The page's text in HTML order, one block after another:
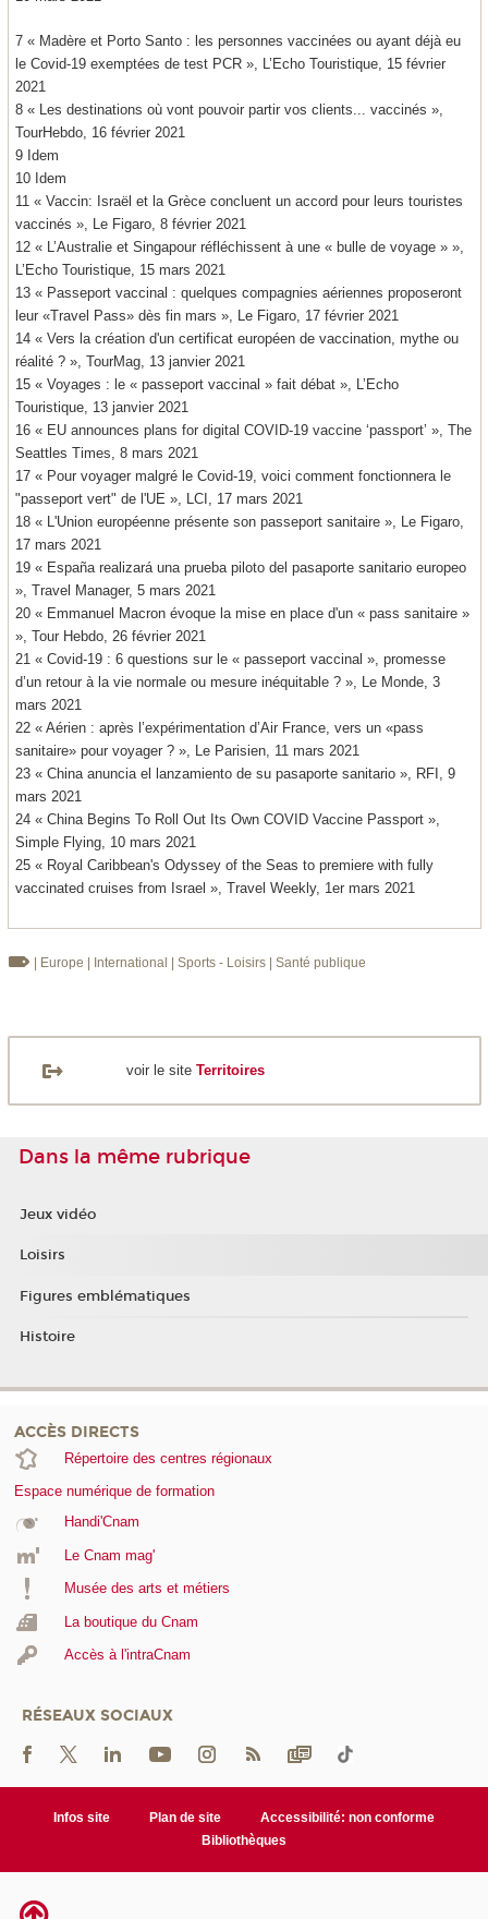
7 « Madère et Porto Santo : les personnes vaccinées ou ayant déjà eu
le Covid-19 exemptées de test PCR », L’Echo Touristique, 15 février
2021
8 « Les destinations où vont pouvoir partir vos clients... vaccinés »,
TourHebdo, 16 février 2021
9 Idem
10 Idem
11 « Vaccin: Israël et la Grèce concluent un accord pour leurs touristes
vaccinés », Le Figaro, 8 février 2021
12 « L’Australie et Singapour réfléchissent à une « bulle de voyage » »,
L’Echo Touristique, 15 mars 2021
13 « Passeport vaccinal : quelques compagnies aériennes proposeront
leur «Travel Pass» dès fin mars », Le Figaro, 17 février 2021
14 « Vers la création d'un certificat européen de vaccination, mythe ou
réalité ? », TourMag, 13 janvier 2021
15 « Voyages : le « passeport vaccinal » fait débat », L’Echo
Touristique, 13 janvier 2021
16 « EU announces plans for digital COVID-19 vaccine ‘passport’ », The
Seattles Times, 8 mars 2021
17 « Pour voyager malgré le Covid-19, voici comment fonctionnera le
"passeport vert" de l'UE », LCI, 17 mars 2021
18 « L'Union européenne présente son passeport sanitaire », Le Figaro,
17 mars 2021
19 « España realizará una prueba piloto del pasaporte sanitario europeo
», Travel Manager, 5 mars 2021
20 « Emmanuel Macron évoque la mise en place d'un « pass sanitaire »
», Tour Hebdo, 26 février 2021
21 « Covid-19 : 6 questions sur le « passeport vaccinal », promesse
d’un retour à la vie normale ou mesure inéquitable ? », Le Monde, 3
mars 2021
22 « Aérien : après l’expérimentation d’Air France, vers un «pass
sanitaire» pour voyager ? », Le Parisien, 11 mars 2021
23 « China anuncia el lanzamiento de su pasaporte sanitario », RFI, 9
mars 2021
24 « China Begins To Roll Out Its Own COVID Vaccine Passport »,
Simple Flying, 10 mars 2021
25 « Royal Caribbean's Odyssey of the Seas to premiere with fully
vaccinated cruises from Israel », Travel Weekly, 1er mars 2021
| Europe | International | Sports - Loisirs | Santé publique
voir le site Territoires
Dans la même rubrique
Jeux vidéo
Loisirs
Figures emblématiques
Histoire
ACCÈS DIRECTS
Répertoire des centres régionaux
Espace numérique de formation
Handi'Cnam
Le Cnam mag'
Musée des arts et métiers
La boutique du Cnam
Accès à l'intraCnam
RÉSEAUX SOCIAUX
Infos site Plan de site
Accessibilité: non conforme
Bibliothèques